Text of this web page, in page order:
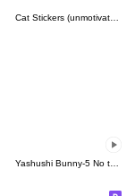
Cat Stickers (unmotivated) 3